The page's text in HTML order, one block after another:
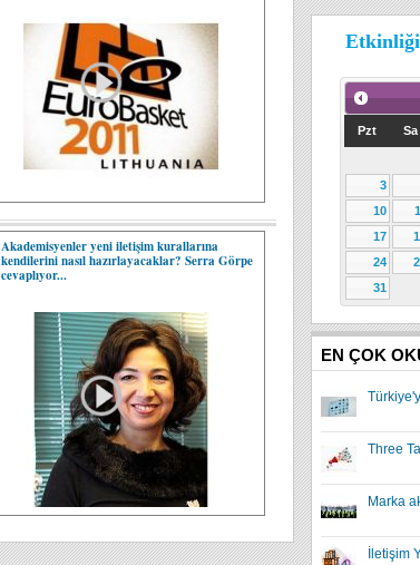
Akademisyenler yeni iletişim kurallarına
kendilerini nasıl hazırlayacaklar? Serra Görpe
cevaplıyor...
Pzt Sa
3
10
17
24
31
EN ÇOK
Three
Marka
İletişim